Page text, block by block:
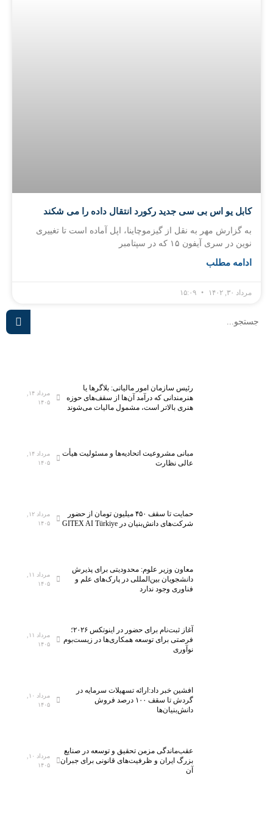
کابل یو اس بی سی جدید رکورد انتقال داده را می شکند
به گزارش مهر به نقل از گیزموچاینا، اپل آماده است تا تغییری
نوین در سری آیفون ۱۵ که در سپتامبر
ادامه مطلب
مرداد ۳۰, ۱۴۰۲
رئیس سازمان امور مالیاتی: بلاگر‌ها یا
هنرمندانی که درآمد آن‌ها از سقف‌های حوزه
هنری بالاتر است، مشمول مالیات می‌شوند
مرداد ۱۴,
۱۴۰۵
مبانی مشروعیت اتحادیه‌ها و مسئولیت هیأت
عالی نظارت
مرداد ۱۴,
۱۴۰۵
حمایت تا سقف ۴۵۰ میلیون تومان از حضور
شرکت‌های دانش‌بنیان در GITEX AI Türkiye
مرداد ۱۲,
۱۴۰۵
معاون وزیر علوم: محدودیتی برای پذیرش
دانشجویان بین‌المللی در پارک‌های علم و
فناوری وجود ندارد
مرداد ۱۱,
۱۴۰۵
آغاز ثبت‌نام برای حضور در اینوتکس ۲۰۲۶؛
فرصتی برای توسعه همکاری‌ها در زیست‌بوم
نوآوری
مرداد ۱۱,
۱۴۰۵
افشین خبر داد:ارائه تسهیلات سرمایه در
گردش تا سقف ۱۰۰ درصد فروش
دانش‌بنیان‌ها
مرداد ۱۰,
۱۴۰۵
عقب‌ماندگی مزمن تحقیق و توسعه در صنایع
بزرگ ایران و ظرفیت‌های قانونی برای جبران
آن
مرداد ۱۰,
۱۴۰۵